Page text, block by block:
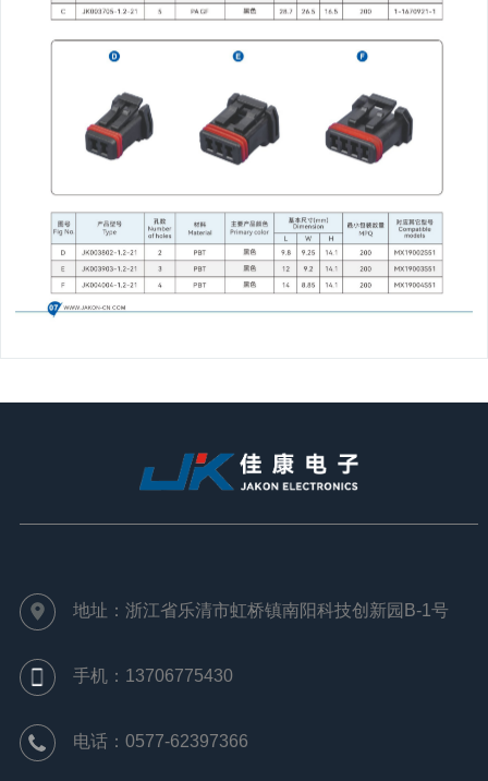
地址：浙江省乐清市虹桥镇南阳科技创新园B-1号
手机：13706775430
电话：0577-62397366